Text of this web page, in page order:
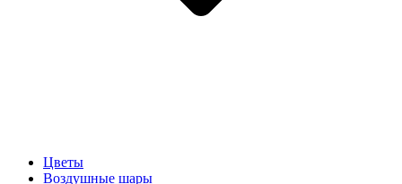
Цветы
Воздушные шары